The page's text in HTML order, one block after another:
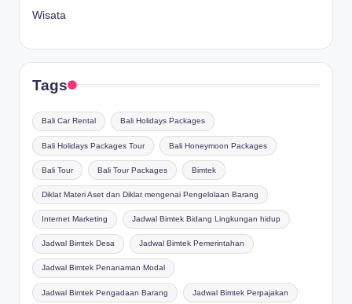
Wisata
Tags
Bali Car Rental Bali Holidays Packages
Bali Holidays Packages Tour Bali Honeymoon Packages
Bali Tour Bali Tour Packages Bimtek
Diklat Materi Aset dan Diklat mengenai Pengelolaan Barang
Internet Marketing Jadwal Bimtek Bidang Lingkungan hidup
Jadwal Bimtek Desa Jadwal Bimtek Pemerintahan
Jadwal Bimtek Penanaman Modal
Jadwal Bimtek Pengadaan Barang Jadwal Bimtek Perpajakan